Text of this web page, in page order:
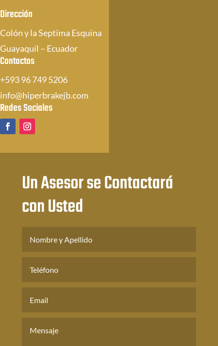
Dirección
Colón y la Septima Esquina
Guayaquil – Ecuador
Contactos
+593 96 749 5206
info@hiperbrakejb.com
Redes Sociales
Un Asesor se Contactará
con Usted